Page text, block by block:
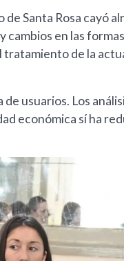
Santa Rosa cayó
en las
de la
usuarios. Los
económica sí ha